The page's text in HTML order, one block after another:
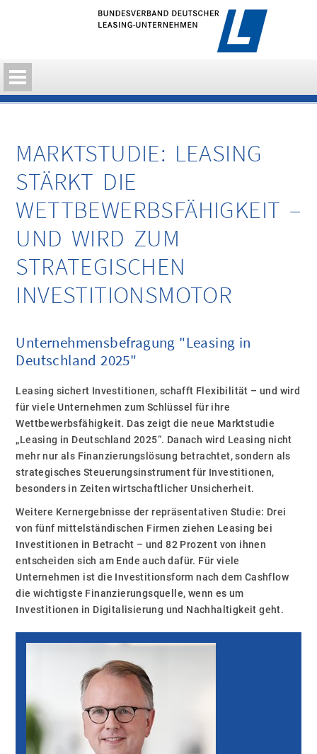
MARKTSTUDIE: LEASING
STÄRKT DIE
WETTBEWERBSFÄHIGKEIT –
UND WIRD ZUM
STRATEGISCHEN
INVESTITIONSMOTOR
Unternehmensbefragung "Leasing in
Deutschland 2025"
Leasing sichert Investitionen, schafft Flexibilität – und wird
für viele Unternehmen zum Schlüssel für ihre
Wettbewerbsfähigkeit. Das zeigt die neue Marktstudie
„Leasing in Deutschland 2025“. Danach wird Leasing nicht
mehr nur als Finanzierungslösung betrachtet, sondern als
strategisches Steuerungsinstrument für Investitionen,
besonders in Zeiten wirtschaftlicher Unsicherheit.
Weitere Kernergebnisse der repräsentativen Studie: Drei
von fünf mittelständischen Firmen ziehen Leasing bei
Investitionen in Betracht – und 82 Prozent von ihnen
entscheiden sich am Ende auch dafür. Für viele
Unternehmen ist die Investitionsform nach dem Cashflow
die wichtigste Finanzierungsquelle, wenn es um
Investitionen in Digitalisierung und Nachhaltigkeit geht.